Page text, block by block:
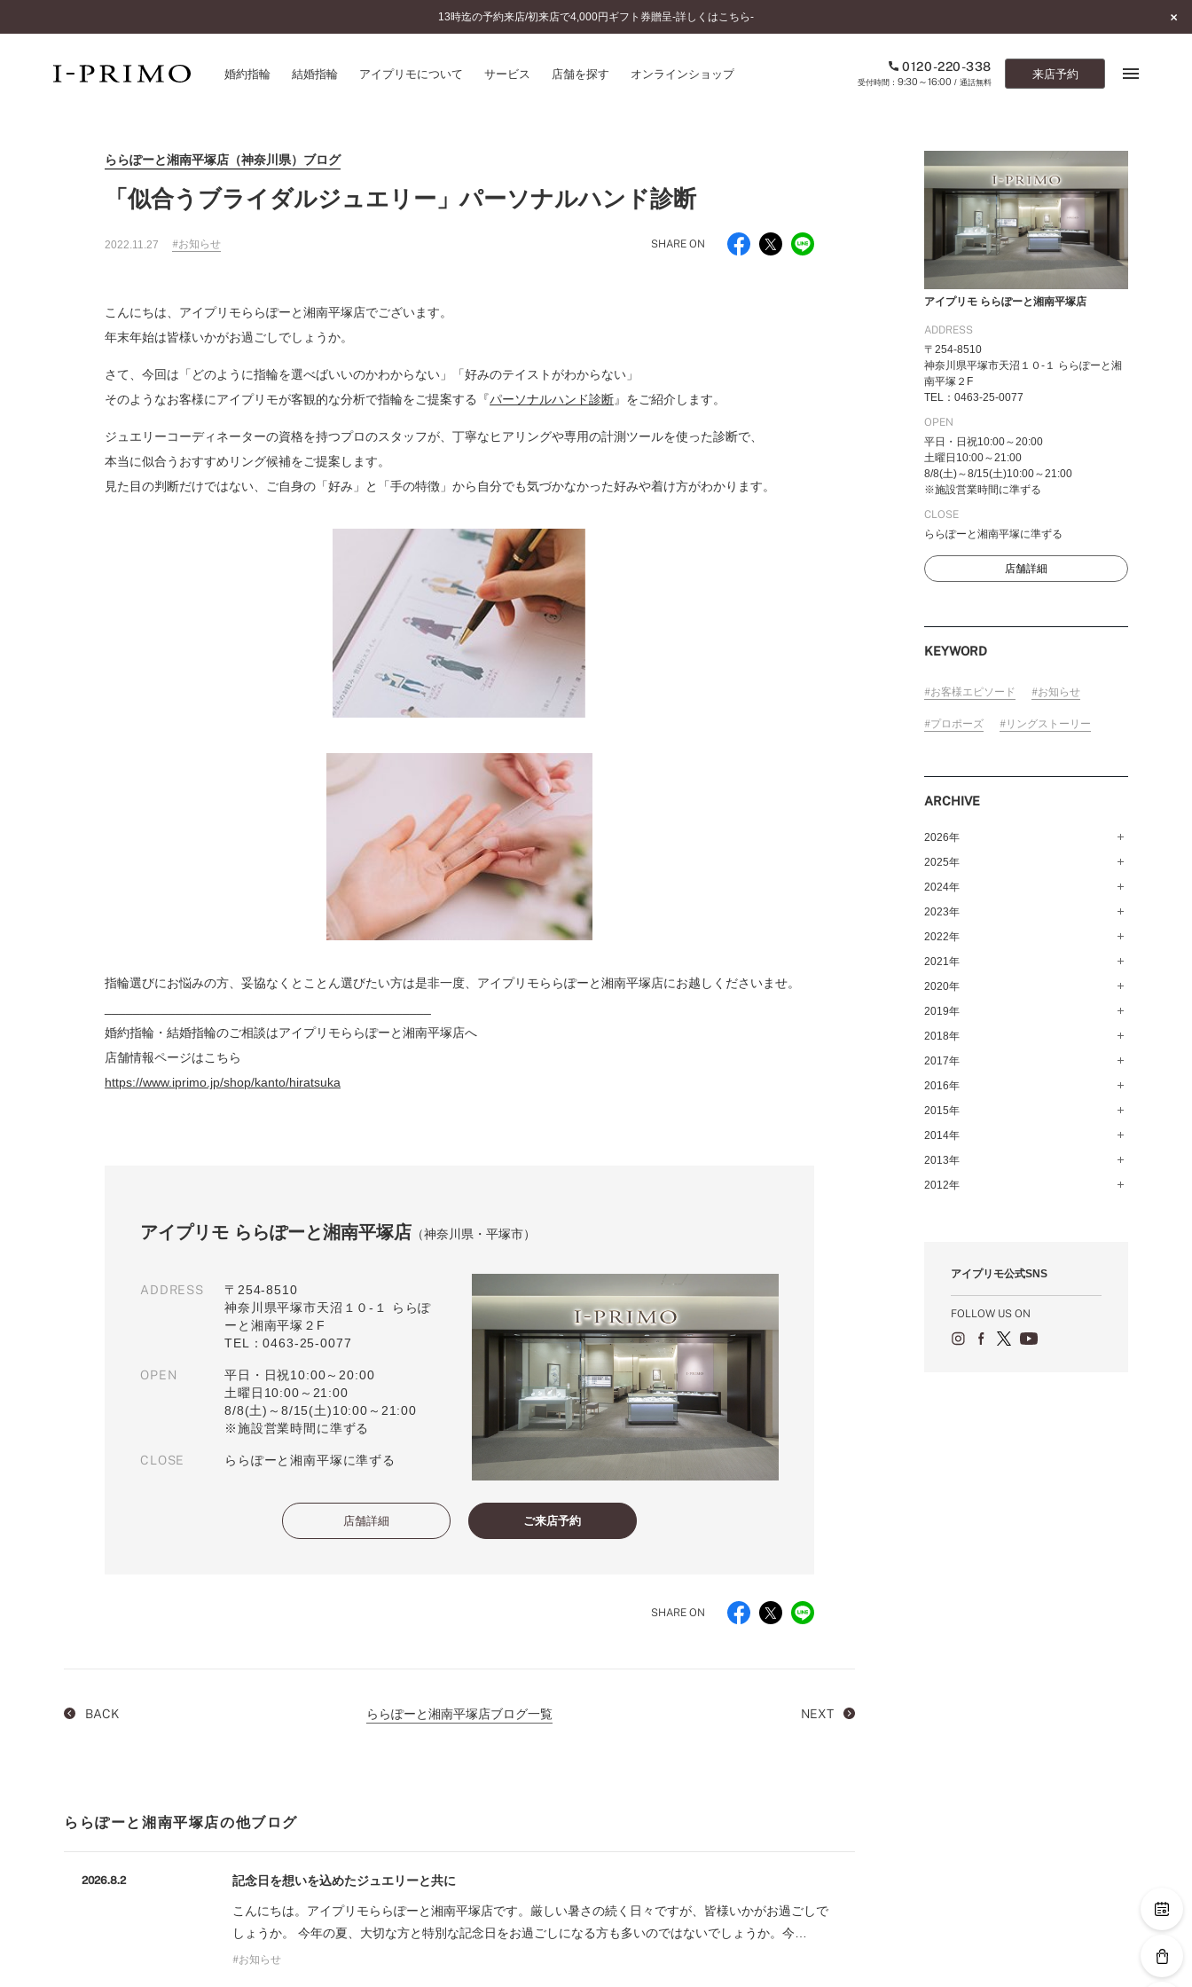
13時迄の予約来店/初来店で4,000円ギフト券贈呈-詳しくはこちら-
婚約指輪 結婚指輪 アイプリモについて サービス 店舗を探す オンラインショップ 0120-220-338
9:30～16:00/ 通話無料
来店予約
婚約指輪一覧
セットリング一覧
アニバーサリージュエリー一覧
パーフェクトプロポーズリング
婚約ネックレス
ダイヤモンドシェイプコレクション
コンセプトシリーズ
オリジンビリーフ
パーソナルハンド診断
デザインへのこだわり
ご購入方法・仕上げ日数
プロミスダイヤモンド&バースストー
ブライダルアイテム
プロポーズサポート
ショップ
店舗一覧
ご来店予約について
セットリングとは
ブックマーク
ONLINE SHOP
ご来店予約
予約専用ダイヤル
0120-220-338
カタログ請求
お問い合わせ
FOLLOW US ON
ららぽーと湘南平塚店（神奈川県）ブログ
「似合うブライダルジュエリー」パーソナルハンド診断
2022.11.27 お知らせ SHARE ON
こんにちは、アイプリモららぽーと湘南平塚店でございます。
年末年始は皆様いかがお過ごしでしょうか。
さて、今回は「どのように指輪を選べばいいのかわからない」「好みのテイストがわからない」
そのようなお客様にアイプリモが客観的な分析で指輪をご提案する『パーソナルハンド診断』をご紹介します。
ジュエリーコーディネーターの資格を持つプロのスタッフが、丁寧なヒアリングや専用の計測ツールを使った診断で、
本当に似合うおすすめリング候補をご提案します。
見た目の判断だけではない、ご自身の「好み」と「手の特徴」から自分でも気づかなかった好みや着け方がわかります。
指輪選びにお悩みの方、妥協なくとことん選びたい方は是非一度、アイプリモららぽーと湘南平塚店にお越しくださいませ。
婚約指輪・結婚指輪のご相談はアイプリモららぽーと湘南平塚店へ
店舗情報ページはこちら
https://www.iprimo.jp/shop/kanto/hiratsuka
アイプリモ ららぽーと湘南平塚店 （神奈川県・平塚市）
ADDRESS
〒254-8510
神奈川県平塚市天沼１０-１ ららぽ
ーと湘南平塚２F
TEL：0463-25-0077
OPEN
平日・日祝10:00～20:00
土曜日10:00～21:00
8/8(土)～8/15(土)10:00～21:00
※施設営業時間に準ずる
CLOSE ららぽーと湘南平塚に準ずる
店舗詳細 ご来店予約
SHARE ON
BACK ららぽーと湘南平塚店ブログ一覧 NEXT
ららぽーと湘南平塚店の他ブログ
2026.8.2 記念日を想いを込めたジュエリーと共に
こんにちは。アイプリモららぽーと湘南平塚店です。厳しい暑さの続く日々ですが、皆様いかがお過ごしで
しょうか。 今年の夏、大切な方と特別な記念日をお過ごしになる方も多いのではないでしょうか。今…
お知らせ
アイプリモ ららぽーと湘南平塚店
ADDRESS
〒254-8510
神奈川県平塚市天沼１０-１ ららぽーと湘
南平塚２F
TEL：0463-25-0077
OPEN
平日・日祝10:00～20:00
土曜日10:00～21:00
8/8(土)～8/15(土)10:00～21:00
※施設営業時間に準ずる
CLOSE
ららぽーと湘南平塚に準ずる
店舗詳細
KEYWORD
お客様エピソード お知らせ
プロポーズ リングストーリー
ARCHIVE
2026年
8月（15）
7月（64）
6月（58）
5月（62）
4月（55）
3月（64）
2月（50）
1月（58）
2025年
12月（65）
11月（56）
10月（67）
9月（50）
8月（67）
7月（68）
6月（59）
5月（59）
4月（57）
3月（63）
2024年
12月（71）
11月（61）
10月（60）
9月（57）
8月（64）
7月（66）
6月（63）
5月（67）
4月（75）
3月（61）
2023年
12月（71）
11月（61）
10月（66）
9月（53）
8月（67）
7月（73）
6月（72）
5月（77）
4月（89）
3月（69）
2022年
12月（72）
11月（77）
10月（74）
9月（75）
8月（80）
7月（68）
6月（83）
5月（71）
4月（79）
3月（78）
2021年
12月（69）
11月（83）
10月（64）
9月（62）
8月（61）
7月（69）
6月（69）
5月（79）
4月（1）
2020年
12月（63）
11月（59）
10月（60）
9月（58）
8月（67）
7月（60）
6月（74）
5月（44）
1月（53）
2019年
12月（64）
11月（70）
10月（71）
9月（68）
8月（92）
7月（102）
6月（6）
2月（71）
1月（66）
2018年
12月（80）
11月（70）
10月（68）
9月（72）
8月（73）
7月（64）
3月（62）
2017年
12月（66）
11月（69）
10月（66）
9月（64）
8月（71）
4月（60）
1月（72）
2016年
12月（78）
11月（91）
10月（74）
9月（79）
5月（85）
2015年
12月（71）
11月（62）
10月（66）
6月（66）
2014年
12月（74）
11月（65）
7月（66）
2013年
12月（18）
8月（18）
6月（14）
2012年
9月（15）
7月（22）
アイプリモ公式SNS
FOLLOW US ON